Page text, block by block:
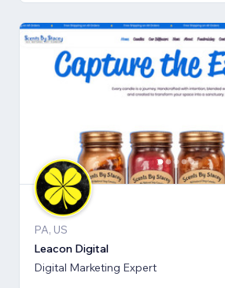
PA, US
Leacon Digital
Digital Marketing Expert